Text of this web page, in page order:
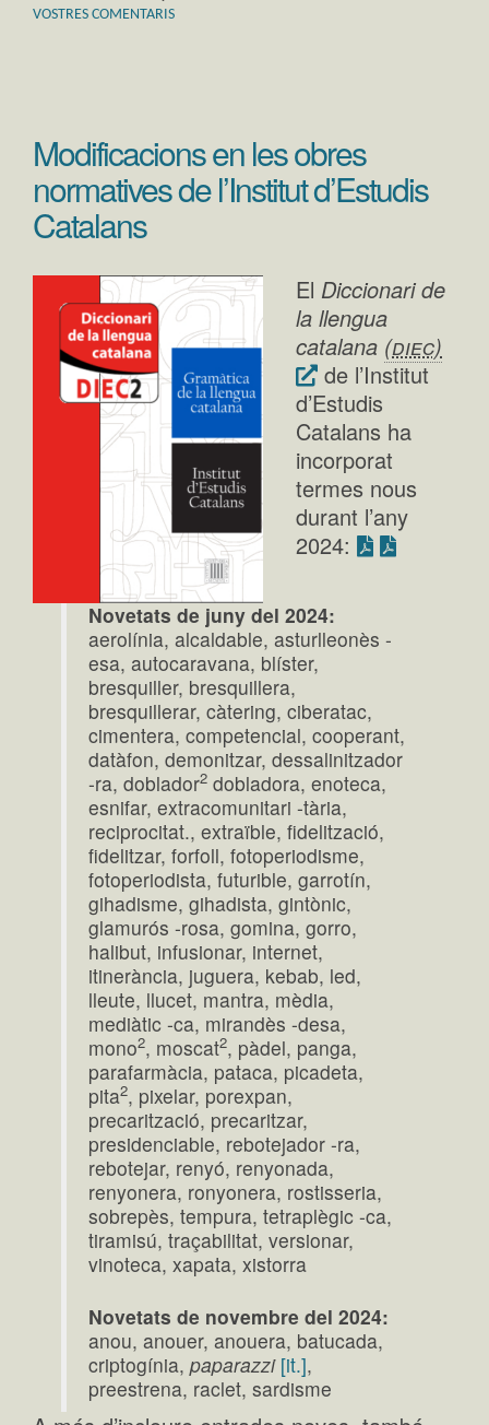
VOSTRES COMENTARIS
Modificacions en les obres
normatives de l’Institut d’Estudis
Catalans
El Diccionari de
la llengua
catalana (diec)
de l’Institut
d’Estudis
Catalans ha
incorporat
termes nous
durant l’any
2024:
Novetats de juny del 2024:
aerolínia, alcaldable, asturlleonès -
esa, autocaravana, blíster,
bresquiller, bresquillera,
bresquillerar, càtering, ciberatac,
cimentera, competencial, cooperant,
datàfon, demonitzar, dessalinitzador
-ra, doblador2 dobladora, enoteca,
esnifar, extracomunitari -tària,
reciprocitat., extraïble, fidelització,
fidelitzar, forfoll, fotoperiodisme,
fotoperiodista, futurible, garrotín,
gihadisme, gihadista, gintònic,
glamurós -rosa, gomina, gorro,
halibut, infusionar, internet,
itinerància, juguera, kebab, led,
lleute, llucet, mantra, mèdia,
mediàtic -ca, mirandès -desa,
mono2, moscat2, pàdel, panga,
parafarmàcia, pataca, picadeta,
pita2, pixelar, porexpan,
precarització, precaritzar,
presidenciable, rebotejador -ra,
rebotejar, renyó, renyonada,
renyonera, ronyonera, rostisseria,
sobrepès, tempura, tetraplègic -ca,
tiramisú, traçabilitat, versionar,
vinoteca, xapata, xistorra
Novetats de novembre del 2024:
anou, anouer, anouera, batucada,
criptogínia,paparazzi [it.],
preestrena, raclet, sardisme